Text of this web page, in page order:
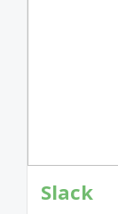
Slack